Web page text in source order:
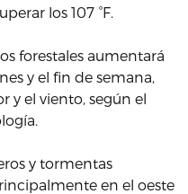
los 107 °F.
forestales aumentará
y el fin de semana,
y el viento, según el
y tormentas
en el oeste